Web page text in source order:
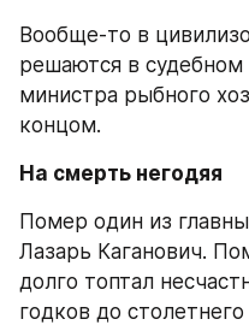
Вообще-то в
решаются в судебном
министра рыбного
концом.
На смерть негодяя
Помер один из
Лазарь Каганович.
долго топтал
годков до